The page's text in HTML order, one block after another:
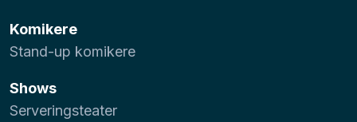
Komikere
Stand-up komikere
Shows
Serveringsteater